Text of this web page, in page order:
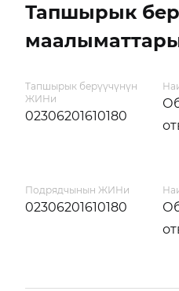
Тапшырык
Тапшырык берүүчүнүн
ЖИНи
02306201610180
Подрядчынын ЖИНи
02306201610180